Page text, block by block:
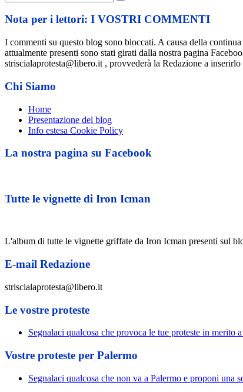
della
anticipata
Nota per i lettori: I VOSTRI COMMENTI
I commenti su questo blog sono bloccati. A causa della
attualmente presenti sono stati girati dalla nostra pagina
striscialaprotesta@libero.it , provvederà la Redazione a
Chi Siamo
Home
Presentazione del blog
Info estesa Cookie Policy
La nostra pagina su Facebook
Tutte le vignette di Iron Icman
L'album di tutte le vignette griffate da Iron Icman presenti sul
E-mail Redazione
striscialaprotesta@libero.it
Le vostre proteste
Segnalaci qualcosa che provoca le tue proteste in merito
Vostre proteste per Palermo
Segnalaci qualcosa che non va a Palermo e proponi una